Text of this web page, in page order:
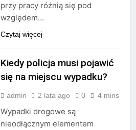
przy pracy różnią się pod
względem…
Czytaj więcej
Kiedy policja musi pojawić
się na miejscu wypadku?
admin 2 lata ago 0 4 mins
Wypadki drogowe są
nieodłącznym elementem